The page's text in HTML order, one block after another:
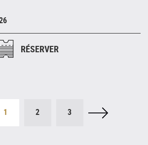
RÉSERVER
1 2 3